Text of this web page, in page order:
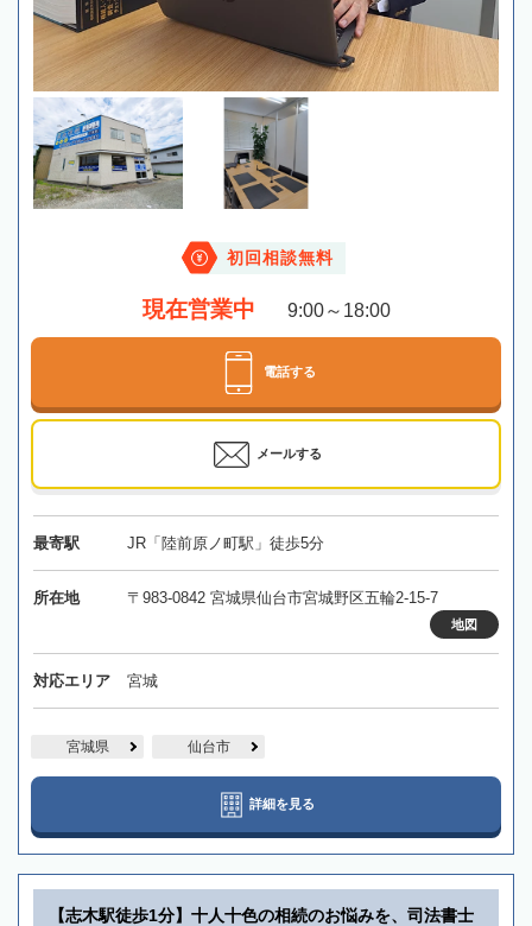
初回相談無料
現在営業中 9:00～18:00
電話する
メールする
最寄駅 JR「陸前原ノ町駅」徒歩5分
所在地 〒983-0842 宮城県仙台市宮城野区五輪2-15-7
地図
対応エリア 宮城
宮城県 仙台市
詳細を見る
【志木駅徒歩1分】十人十色の相続のお悩みを、司法書士